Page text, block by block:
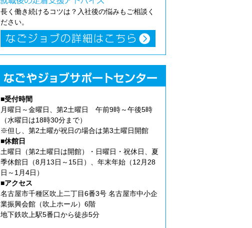
長く働き続けるコツは？入社後の悩みもご相談く
ださい。
■受付時間
月曜日～金曜日、第2土曜日 午前9時～午後5時
（水曜日は18時30分まで）
※但し、第2土曜が祝日の場合は第3土曜日開館
■休館日
土曜日（第2土曜日は開館）・日曜日・祝休日、夏
季休館日（8月13日～15日）、年末年始（12月28
日～1月4日）
■アクセス
名古屋市千種区吹上二丁目6番3号 名古屋市中小企
業振興会館（吹上ホール）6階
地下鉄吹上駅5番口から徒歩5分